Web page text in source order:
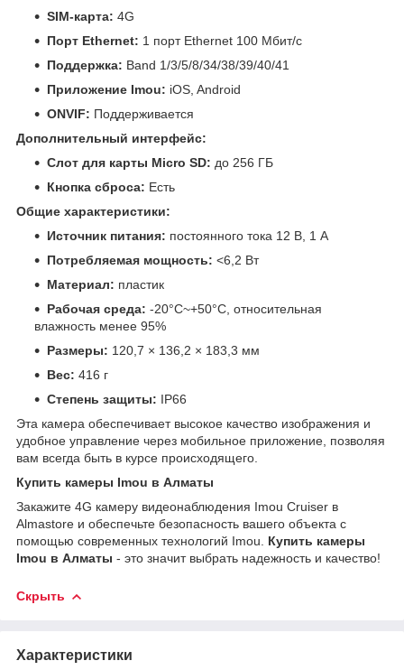
SIM-карта: 4G
Порт Ethernet: 1 порт Ethernet 100 Мбит/с
Поддержка: Band 1/3/5/8/34/38/39/40/41
Приложение Imou: iOS, Android
ONVIF: Поддерживается
Дополнительный интерфейс:
Слот для карты Micro SD: до 256 ГБ
Кнопка сброса: Есть
Общие характеристики:
Источник питания: постоянного тока 12 В, 1 А
Потребляемая мощность: <6,2 Вт
Материал: пластик
Рабочая среда: -20°C~+50°C, относительная
влажность менее 95%
Размеры: 120,7 × 136,2 × 183,3 мм
Вес: 416 г
Степень защиты: IP66
Эта камера обеспечивает высокое качество изображения и
удобное управление через мобильное приложение, позволяя
вам всегда быть в курсе происходящего.
Купить камеры Imou в Алматы
Закажите 4G камеру видеонаблюдения Imou Cruiser в
Almastore и обеспечьте безопасность вашего объекта с
помощью современных технологий Imou. Купить камеры
Imou в Алматы - это значит выбрать надежность и качество!
Скрыть
Характеристики